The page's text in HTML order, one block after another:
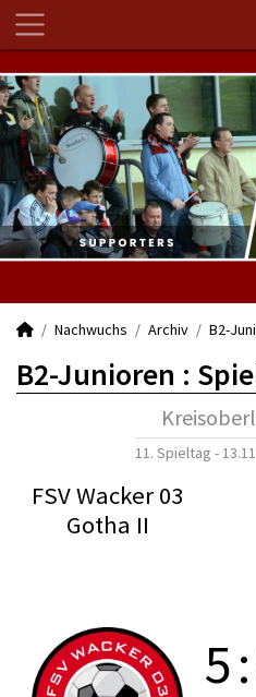
Nachwuchs Archiv B2-
B2-Junioren :
11. Spieltag -
FSV Wacker 03
Gotha II
5: